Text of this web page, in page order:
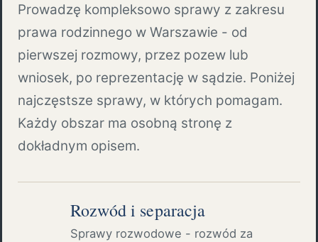
Prowadzę kompleksowo sprawy z zakresu
prawa rodzinnego w Warszawie - od
pierwszej rozmowy, przez pozew lub
wniosek, po reprezentację w sądzie. Poniżej
najczęstsze sprawy, w których pomagam.
Każdy obszar ma osobną stronę z
dokładnym opisem.
Rozwód i separacja
Sprawy rozwodowe - rozwód za